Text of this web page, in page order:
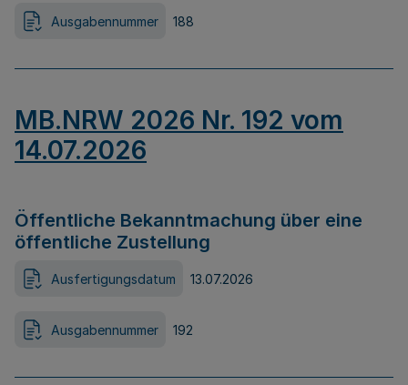
Ausgabennummer 188
MB.NRW 2026 Nr. 192 vom
14.07.2026
Öffentliche Bekanntmachung über eine
öffentliche Zustellung
Ausfertigungsdatum 13.07.2026
Ausgabennummer 192